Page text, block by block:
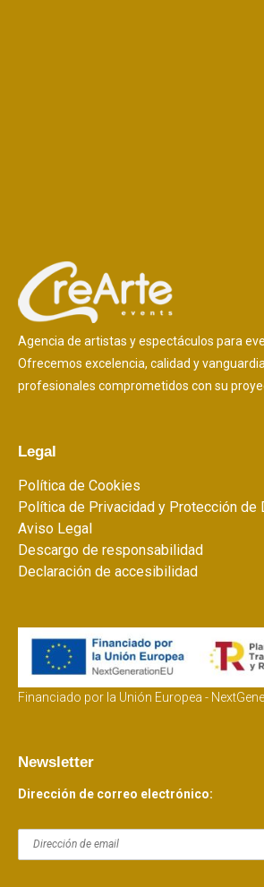
Agencia de artistas y espectáculos para
Ofrecemos excelencia, calidad y
profesionales comprometidos con su
Legal
Política de Cookies
Política de Privacidad y Protección de
Aviso Legal
Descargo de responsabilidad
Declaración de accesibilidad
Financiado por la Unión Europea -
Newsletter
Dirección de correo electrónico: